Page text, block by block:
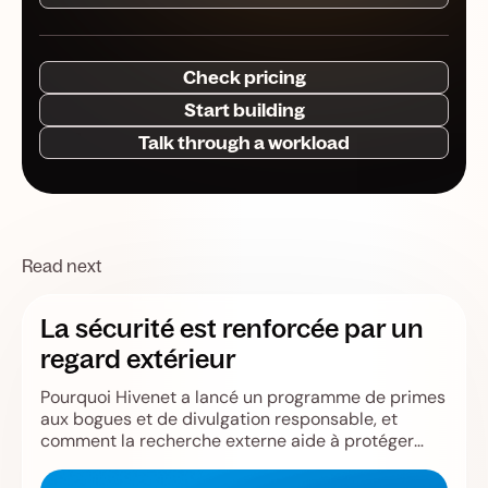
Check pricing
Start building
Talk through a workload
Read next
La sécurité est renforcée par un
regard extérieur
Pourquoi Hivenet a lancé un programme de primes
aux bogues et de divulgation responsable, et
comment la recherche externe aide à protéger